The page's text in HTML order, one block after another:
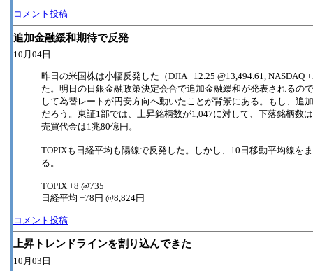
コメント投稿
追加金融緩和期待で反発
10月04日
昨日の米国株は小幅反発した（DJIA +12.25 @13,494.61, NASDAQ
た。明日の日銀金融政策決定会合で追加金融緩和が発表されるの
して為替レートが円安方向へ動いたことが背景にある。もし、追
だろう。東証1部では、上昇銘柄数が1,047に対して、下落銘柄数
売買代金は1兆80億円。
TOPIXも日経平均も陽線で反発した。しかし、10日移動平均線を
る。
TOPIX +8 @735
日経平均 +78円 @8,824円
コメント投稿
上昇トレンドラインを割り込んできた
10月03日